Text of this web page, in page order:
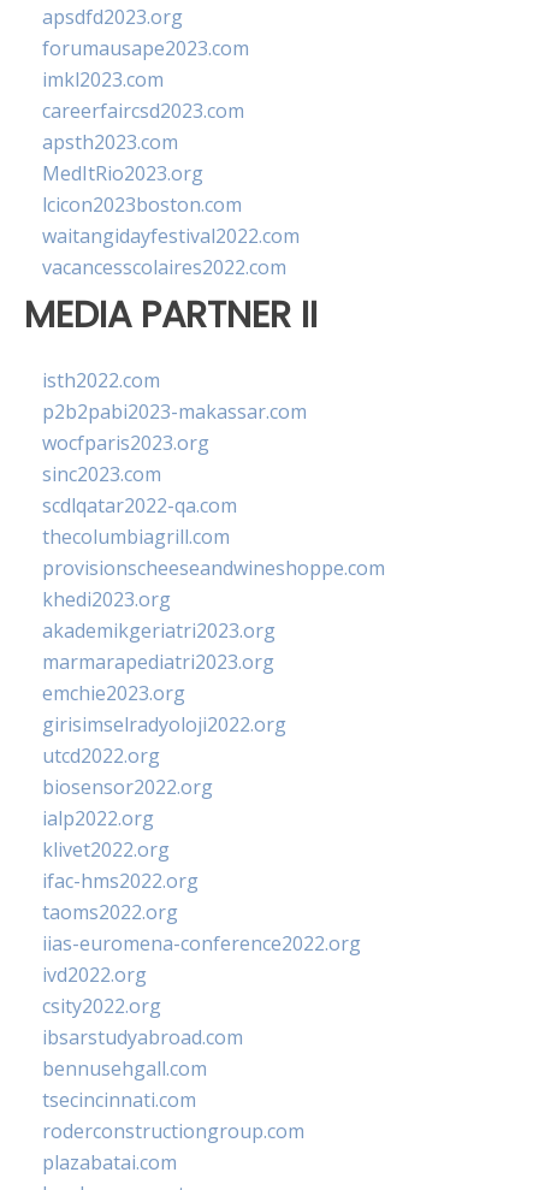
apsdfd2023.org
forumausape2023.com
imkl2023.com
careerfaircsd2023.com
apsth2023.com
MedItRio2023.org
lcicon2023boston.com
waitangidayfestival2022.com
vacancesscolaires2022.com
MEDIA PARTNER II
isth2022.com
p2b2pabi2023-makassar.com
wocfparis2023.org
sinc2023.com
scdlqatar2022-qa.com
thecolumbiagrill.com
provisionscheeseandwineshoppe.com
khedi2023.org
akademikgeriatri2023.org
marmarapediatri2023.org
emchie2023.org
girisimselradyoloji2022.org
utcd2022.org
biosensor2022.org
ialp2022.org
klivet2022.org
ifac-hms2022.org
taoms2022.org
iias-euromena-conference2022.org
ivd2022.org
csity2022.org
ibsarstudyabroad.com
bennusehgall.com
tsecincinnati.com
roderconstructiongroup.com
plazabatai.com